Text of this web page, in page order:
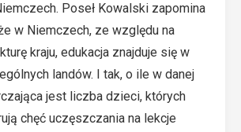
Poseł Kowalski zapomina
w Niemczech, ze względu na
kraju, edukacja znajduje się w
landów. I tak, o ile w danej
jest liczba dzieci, których
chęć uczęszczania na lekcje